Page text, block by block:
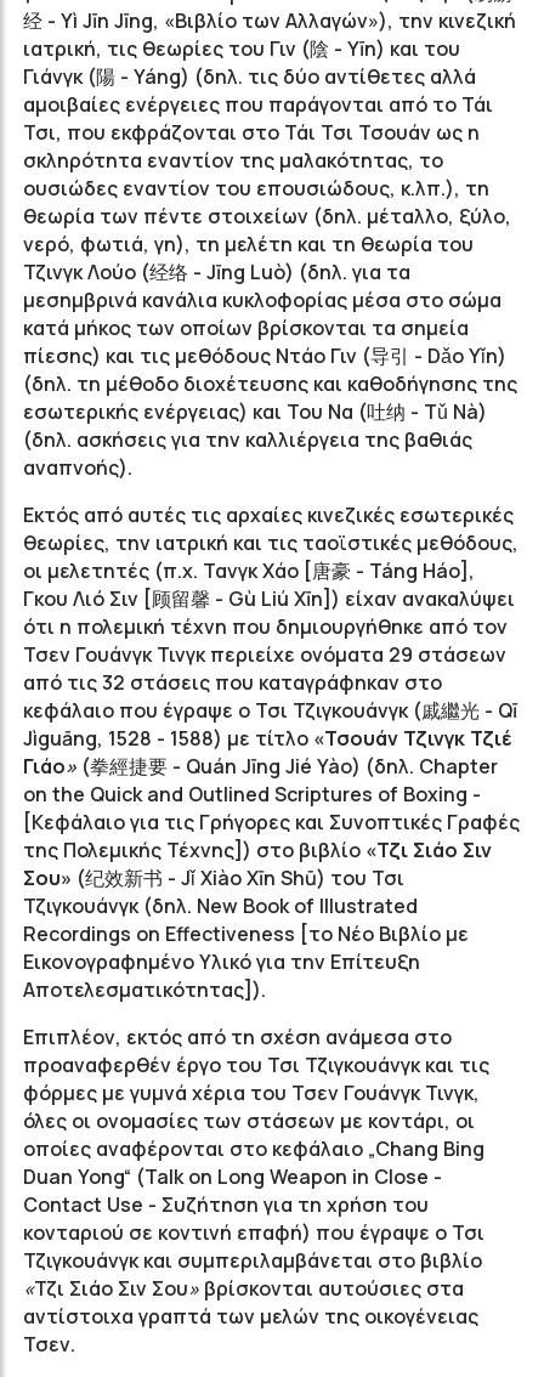
经 - Yì Jīn Jīng, «Βιβλίο των Αλλαγών»), την κινεζική
ιατρική, τις θεωρίες του Γιν (陰 - Yīn) και του
Γιάνγκ (陽 - Yáng) (δηλ. τις δύο αντίθετες αλλά
αμοιβαίες ενέργειες που παράγονται από το Τάι
Τσι, που εκφράζονται στο Τάι Τσι Τσουάν ως η
σκληρότητα εναντίον της μαλακότητας, το
ουσιώδες εναντίον του επουσιώδους, κ.λπ.), τη
θεωρία των πέντε στοιχείων (δηλ. μέταλλο, ξύλο,
νερό, φωτιά, γη), τη μελέτη και τη θεωρία του
Τζινγκ Λούο (经络 - Jīng Luò) (δηλ. για τα
μεσημβρινά κανάλια κυκλοφορίας μέσα στο σώμα
κατά μήκος των οποίων βρίσκονται τα σημεία
πίεσης) και τις μεθόδους Ντάο Γιν (导引 - Dǎo Yǐn)
(δηλ. τη μέθοδο διοχέτευσης και καθοδήγησης της
εσωτερικής ενέργειας) και Του Να (吐纳 - Tǔ Nà)
(δηλ. ασκήσεις για την καλλιέργεια της βαθιάς
αναπνοής).
Εκτός από αυτές τις αρχαίες κινεζικές εσωτερικές
θεωρίες, την ιατρική και τις ταοϊστικές μεθόδους,
οι μελετητές (π.χ. Τανγκ Χάο [唐豪 - Táng Ηáo],
Γκου Λιό Σιν [顾留馨 - Gù Liú Xīn]) είχαν ανακαλύψει
ότι η πολεμική τέχνη που δημιουργήθηκε από τον
Τσεν Γουάνγκ Τινγκ περιείχε ονόματα 29 στάσεων
από τις 32 στάσεις που καταγράφηκαν στο
κεφάλαιο που έγραψε ο Τσι Τζιγκουάνγκ (戚繼光 - Qī
Jìguāng, 1528 - 1588) με τίτλο «Τσουάν Τζινγκ Τζιέ
Γιάο» (拳經捷要 - Quán Jīng Jié Yào) (δηλ. Chapter
on the Quick and Outlined Scriptures of Boxing -
[Κεφάλαιο για τις Γρήγορες και Συνοπτικές Γραφές
της Πολεμικής Τέχνης]) στο βιβλίο «Τζι Σιάο Σιν
Σου» (纪效新书 - Jǐ Χiào Xīn Shū) του Τσι
Τζιγκουάνγκ (δηλ. New Book of Illustrated
Recordings on Effectiveness [το Νέο Βιβλίο με
Εικονογραφημένο Υλικό για την Επίτευξη
Αποτελεσματικότητας]).
Επιπλέον, εκτός από τη σχέση ανάμεσα στο
προαναφερθέν έργο του Τσι Τζιγκουάνγκ και τις
φόρμες με γυμνά χέρια του Τσεν Γουάνγκ Τινγκ,
όλες οι ονομασίες των στάσεων με κοντάρι, οι
οποίες αναφέρονται στο κεφάλαιο „Chang Bing
Duan Yong“ (Talk on Long Weapon in Close -
Contact Use - Συζήτηση για τη χρήση του
κονταριού σε κοντινή επαφή) που έγραψε ο Τσι
Τζιγκουάνγκ και συμπεριλαμβάνεται στο βιβλίο
«Τζι Σιάο Σιν Σου» βρίσκονται αυτούσιες στα
αντίστοιχα γραπτά των μελών της οικογένειας
Τσεν.